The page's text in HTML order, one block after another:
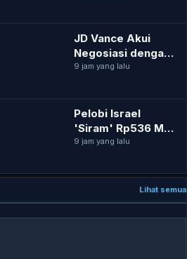
JD Vance Akui
Negosiasi dengan
Israel Amat Sulit
9 jam yang lalu
Pelobi Israel
'Siram' Rp536 M
Demi Jegal
Palestina
9 jam yang lalu
Lihat semua